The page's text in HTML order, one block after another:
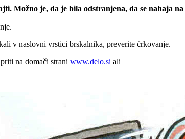
Možno je, da je bila odstranjena, da se nahaja
v naslovni vrstici brskalnika, preverite črkovanje.
na domači strani www.delo.si ali